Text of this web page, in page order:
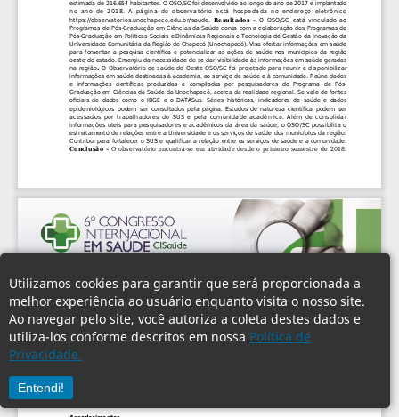
Utilizamos cookies para garantir que será proporcionada a
melhor experiência ao usuário enquanto visita o nosso site.
Ao navegar pelo site, você autoriza a coleta destes dados e
utiliza-los conforme descritos em nossa Política de
Privacidade.
Entendi!